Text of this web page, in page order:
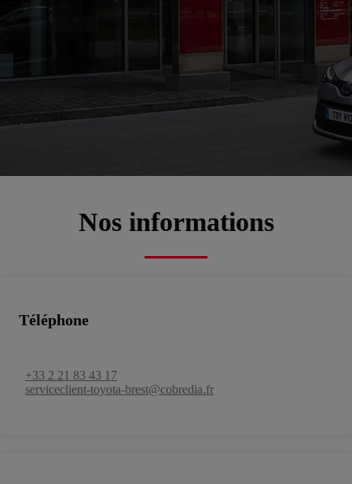
ALTIS
00CD2-D0063-B1E89-8CE00-01270-1
Service commercial, Atelier, Pièces de rechange, Toyota rent cars, Véhicules d'occasion
Nos informations
Téléphone
+33 2 21 83 43 17
serviceclient-toyota-brest@cobredia.fr